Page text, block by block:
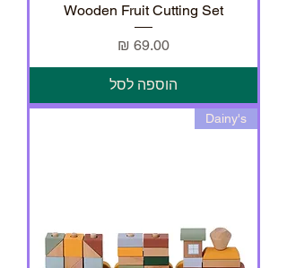
Wooden Fruit Cutting Set
מחיר
הוספה לסל
Dainy's